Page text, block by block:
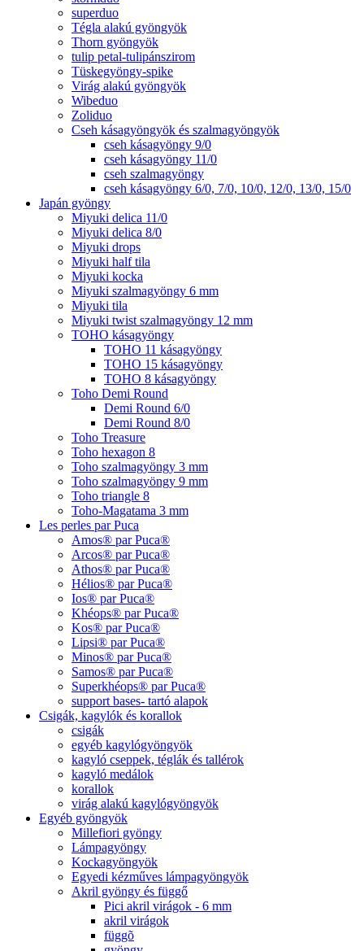
superduo
Tégla alakú gyöngyök
Thorn gyöngyök
tulip petal-tulipánszirom
Tüskegyöngy-spike
Virág alakú gyöngyök
Wibeduo
Zoliduo
Cseh kásagyöngyök és szalmagyöngyök
cseh kásagyöngy 9/0
cseh kásagyöngy 11/0
cseh szalmagyöngy
cseh kásagyöngy 6/0, 7/0, 10/0, 12/0, 13/0, 15/0
Japán gyöngy
Miyuki delica 11/0
Miyuki delica 8/0
Miyuki drops
Miyuki half tila
Miyuki kocka
Miyuki szalmagyöngy 6 mm
Miyuki tila
Miyuki twist szalmagyöngy 12 mm
TOHO kásagyöngy
TOHO 11 kásagyöngy
TOHO 15 kásagyöngy
TOHO 8 kásagyöngy
Toho Demi Round
Demi Round 6/0
Demi Round 8/0
Toho Treasure
Toho hexagon 8
Toho szalmagyöngy 3 mm
Toho szalmagyöngy 9 mm
Toho triangle 8
Toho-Magatama 3 mm
Les perles par Puca
Amos® par Puca®
Arcos® par Puca®
Athos® par Puca®
Hélios® par Puca®
Ios® par Puca®
Khéops® par Puca®
Kos® par Puca®
Lipsi® par Puca®
Minos® par Puca®
Samos® par Puca®
Superkhéops® par Puca®
support bases- tartó alapok
Csigák, kagylók és korallok
csigák
egyéb kagylógyöngyök
kagyló cseppek, téglák és tallérok
kagyló medálok
korallok
virág alakú kagylógyöngyök
Egyéb gyöngyök
Millefiori gyöngy
Lámpagyöngy
Kockagyöngyök
Egyedi kézműves lámpagyöngyök
Akril gyöngy és függő
Pici akril virágok - 6 mm
akril virágok
függõ